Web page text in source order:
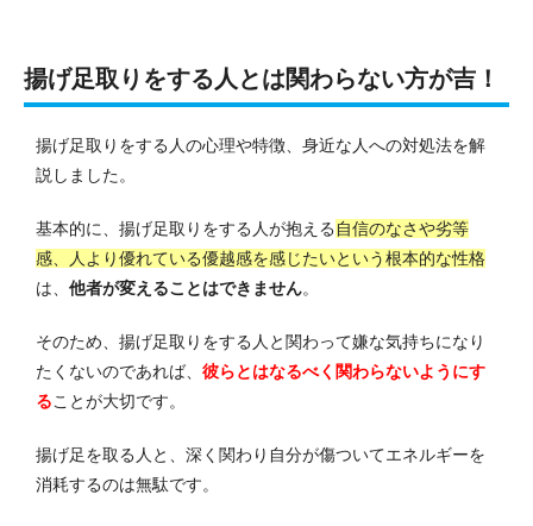
揚げ足取りをする人とは関わらない方が吉！
揚げ足取りをする人の心理や特徴、身近な人への対処法を解
説しました。
基本的に、揚げ足取りをする人が抱える 自信のなさや劣等
感、人より優れている優越感を感じたいという根本的な性格
は、 他者が変えることはできません。
そのため、揚げ足取りをする人と関わって嫌な気持ちになり
たくないのであれば、 彼らとはなるべく関わらないようにす
ることが大切です。
揚げ足を取る人と、深く関わり自分が傷ついてエネルギーを
消耗するのは無駄です。